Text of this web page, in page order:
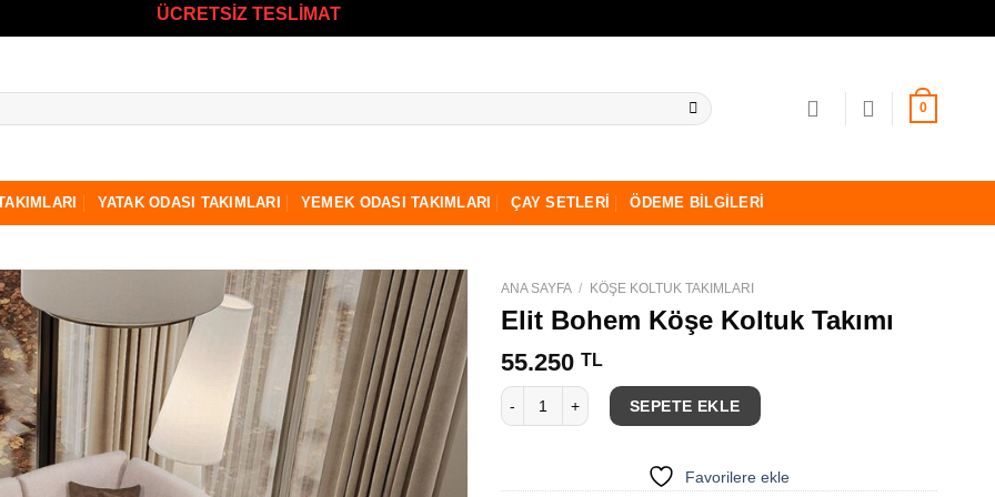
ÜCRETSİZ TESLİMAT
0
YATAK ODASI TAKIMLARI YEMEK ODASI TAKIMLARI ÇAY SETLERI ÖDEME BILGILERI
Favorilere
ekle
ANA SAYFA / KÖŞE KOLTUK TAKIMLARI
Elit Bohem Köşe Koltuk Takımı
55.250 TL
Elit Bohem Köşe Koltuk Takımı adet
SEPETE EKLE
Favorilere ekle